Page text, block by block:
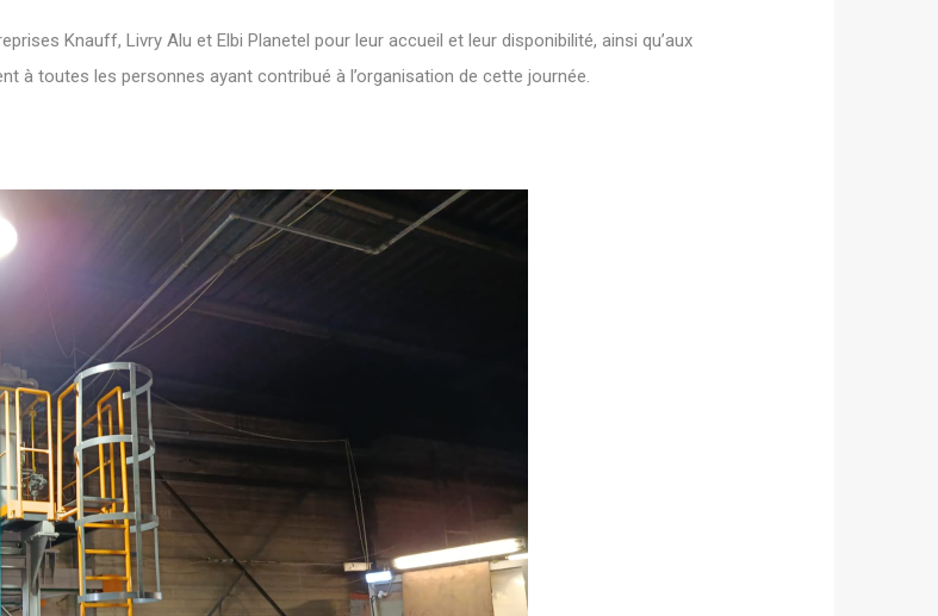
Knauff, Livry Alu et Elbi Planetel pour leur accueil et leur disponibilité, ainsi qu’aux
à toutes les personnes ayant contribué à l’organisation de cette journée.